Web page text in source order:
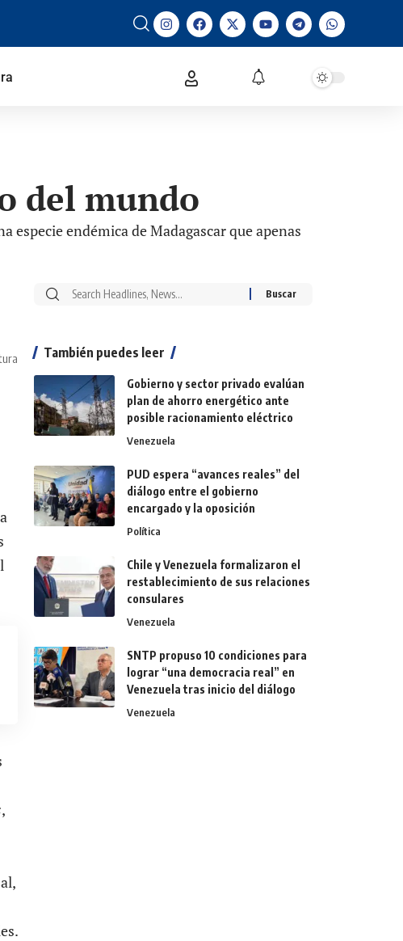
del mundo
endémica de Madagascar que apenas
,
También puedes leer
Gobierno y sector privado evalúan
plan de ahorro energético ante
posible racionamiento eléctrico
Venezuela
PUD espera “avances reales” del
diálogo entre el gobierno
encargado y la oposición
Política
Chile y Venezuela formalizaron el
restablecimiento de sus relaciones
consulares
Venezuela
SNTP propuso 10 condiciones para
lograr “una democracia real” en
Venezuela tras inicio del diálogo
Venezuela